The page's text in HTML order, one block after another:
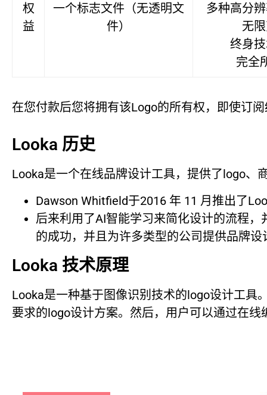
权
益
一个标志文件（无透明文
件）
多种高分
无
终身
完全
在您付款后您将拥有该Logo的所有权，即使订
Looka 历史
Looka是一个在线品牌设计工具，提供了logo、
Dawson Whitfield于2016 年 11 月推出了
后来利用了AI智能学习来简化设计的流程
的成功，并且为许多类型的公司提供品牌设
Looka 技术原理
Looka是一种基于图像识别技术的logo设计工具
要求的logo设计方案。然后，用户可以通过在